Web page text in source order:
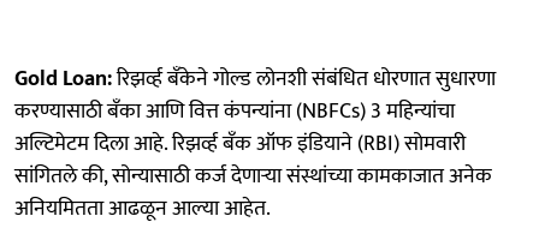
Gold Loan:रिझर्व्ह बँकेने गोल्ड लोनशी संबंधित धोरणात सुधारणा
करण्यासाठी बँका आणि वित्त कंपन्यांना (NBFCs) 3 महिन्यांचा
अल्टिमेटम दिला आहे. रिझर्व्ह बँक ऑफ इंडियाने (RBI) सोमवारी
सांगितले की, सोन्यासाठी कर्ज देणाऱ्या संस्थांच्या कामकाजात अनेक
अनियमितता आढळून आल्या आहेत.